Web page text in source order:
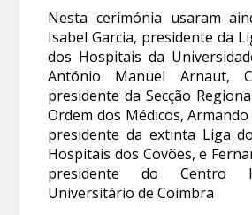
Nesta cerimónia usaram
Isabel Garcia, presidente da
dos Hospitais da
António Manuel Arnaut,
presidente da Secção
Ordem dos Médicos, Armando
presidente da extinta Liga
Hospitais dos Covões, e
presidente do Centro
Universitário de Coimbra